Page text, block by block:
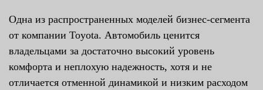
Одна из распространенных моделей бизнес-сегмента
от компании Toyota. Автомобиль ценится
владельцами за достаточно высокий уровень
комфорта и неплохую надежность, хотя и не
отличается отменной динамикой и низким расходом